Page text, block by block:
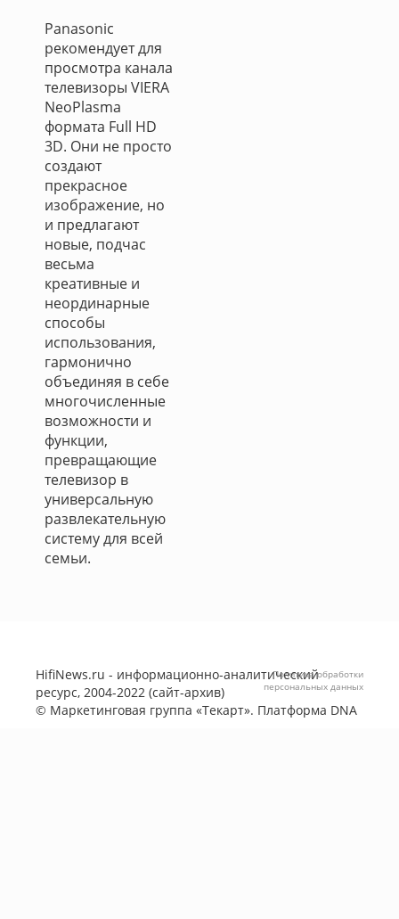
Panasonic
рекомендует для
просмотра канала
телевизоры VIERA
NeoPlasma
формата Full HD
3D. Они не просто
создают
прекрасное
изображение, но
и предлагают
новые, подчас
весьма
креативные и
неординарные
способы
использования,
гармонично
объединяя в себе
многочисленные
возможности и
функции,
превращающие
телевизор в
универсальную
развлекательную
систему для всей
семьи.
HifiNews.ru - информационно-аналитический
ресурс, 2004-2022 (сайт-архив)
© Маркетинговая группа «Текарт». Платформа DNA
Политика обработки
персональных данных